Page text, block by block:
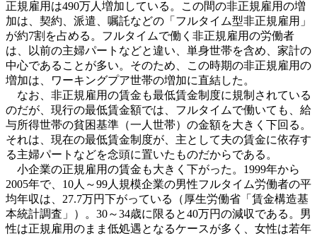
正規雇用は490万人増加している。この間の非正規雇用の増
加は、契約、派遣、嘱託などの「フルタイム型非正規雇用」
が約7割を占める。フルタイムで働く非正規雇用の労働者
は、以前の主婦パートなどと違い、単身世帯を含め、家計の
中心であることが多い。そのため、この時期の非正規雇用の
増加は、ワーキングプア世帯の増加に直結した。
なお、非正規雇用の賃金も最低賃金制度に規制されている
のだが、現行の最低賃金額では、フルタイムで働いても、給
与所得世帯の貧困基準（一人世帯）の金額を大きく下回る。
それは、現在の最低賃金制度が、主として夫の賃金に依存す
る主婦パートなどを念頭に置いたものだからである。
小企業の正規雇用の賃金も大きく下がった。1999年から
2005年で、10人～99人規模企業の男性フルタイム労働者の平
均年収は、27.7万円下がっている（厚生労働省「賃金構造基
本統計調査」）。30～34歳に限ると40万円の減収である。男
性は正規雇用のまま低処遇となるケースが多く、女性は若年